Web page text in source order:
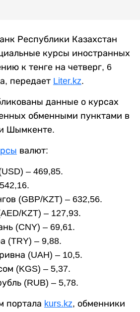
Республики Казахстан
курсы иностранных
к тенге на четверг, 6
передает Liter.kz.
данные о курсах
обменными пунктами в
Шымкенте.
валют:
– 469,85.
(GBP/KZT) – 632,56.
KZT) – 127,93.
(CNY) – 69,61.
(TRY) – 9,88.
(UAH) – 10,5.
(KGS) – 5,37.
(RUB) – 5,78.
портала kurs.kz, обменники